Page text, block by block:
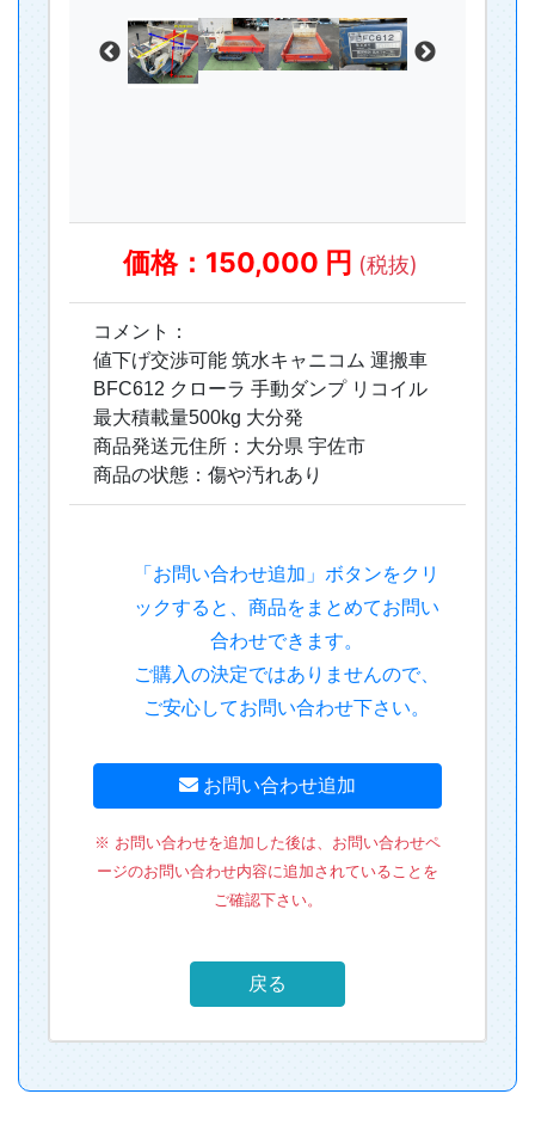
価格：150,000 円(税抜)
コメント：
値下げ交渉可能 筑水キャニコム 運搬車
BFC612 クローラ 手動ダンプ リコイル
最大積載量500kg 大分発
商品発送元住所：大分県 宇佐市
商品の状態：傷や汚れあり
ックすると、商品をまとめてお問い
合わせできます。
ご購入の決定ではありませんので、
ご安心してお問い合わせ下さい。
※ お問い合わせを追加した後は、お問い合わせペ
ージのお問い合わせ内容に追加されていることを
ご確認下さい。